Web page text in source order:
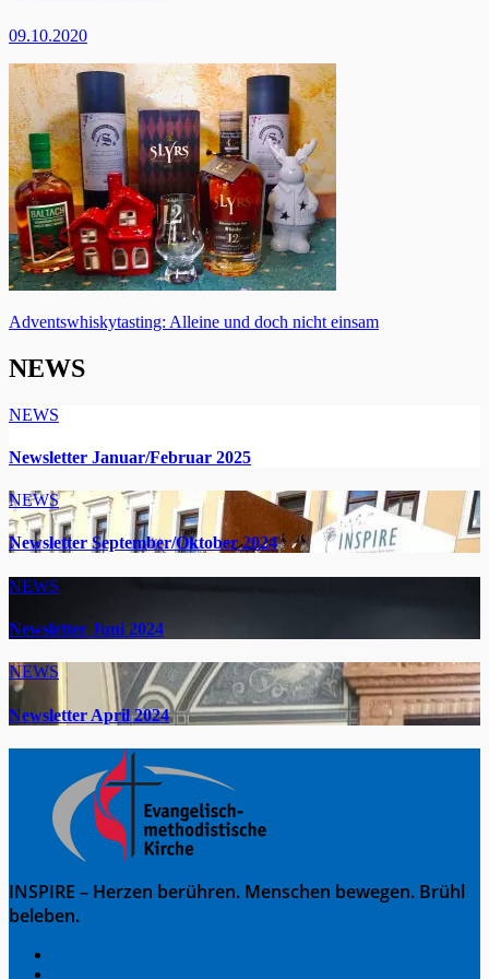
09.10.2020
Beitragsnavigation
Adventswhiskytasting: Alleine und doch nicht einsam
NEWS
NEWS
Newsletter Januar/Februar 2025
NEWS
Newsletter September/Oktober 2024
NEWS
Newsletter Juni 2024
NEWS
Newsletter April 2024
INSPIRE – Herzen berühren. Menschen bewegen. Brühl
beleben.